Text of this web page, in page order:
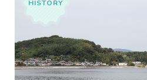
HISTORY